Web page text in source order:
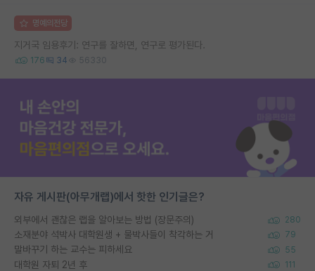
명예의전당
지거국 임용후기: 연구를 잘하면, 연구로 평가된다.
176 34 56330
자유 게시판(아무개랩)에서 핫한 인기글은?
외부에서 괜찮은 랩을 알아보는 방법 (장문주의) 280
소재분야 석박사 대학원생 + 물박사들이 착각하는 거 79
말바꾸기 하는 교수는 피하세요 55
대학원 자퇴 2년 후 111